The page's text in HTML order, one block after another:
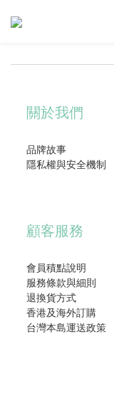
關於我們
品牌故事
隱私權與安全機制
顧客服務
會員積點說明
服務條款與細則
退換貨方式
香港及海外訂購
台灣本島運送政策